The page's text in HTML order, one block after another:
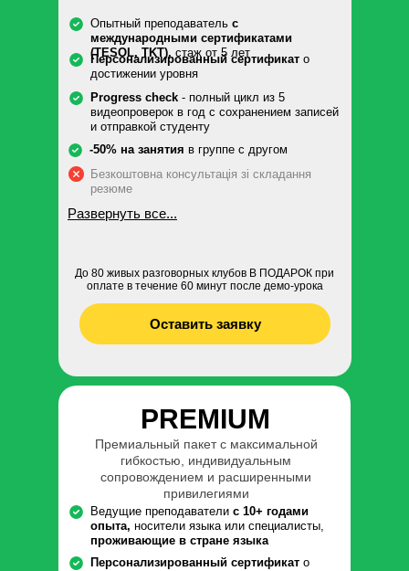
Progress check - полный цикл из 5
видеопроверок в год с сохранением записей
и отправкой студенту
Премиальный пакет с максимальной
гибкостью, индивидуальным
сопровождением и расширенными
привилегиями
Ведущие преподаватели с 10+ годами
опыта, носители языка или специалисты,
проживающие в стране языка
Персонализированный сертификат о
Персонализированный сертификат о
достижении уровня
Опытный преподаватель с
международными сертификатами
(TESOL, TKT), стаж от 5 лет
PREMIUM
Оставить заявку
До 80 живых разговорных клубов В ПОДАРОК при
оплате в течение 60 минут после демо-урока
-50% на занятия в группе с другом
Развернуть все...
Безкоштовна консультація зі складання
резюме